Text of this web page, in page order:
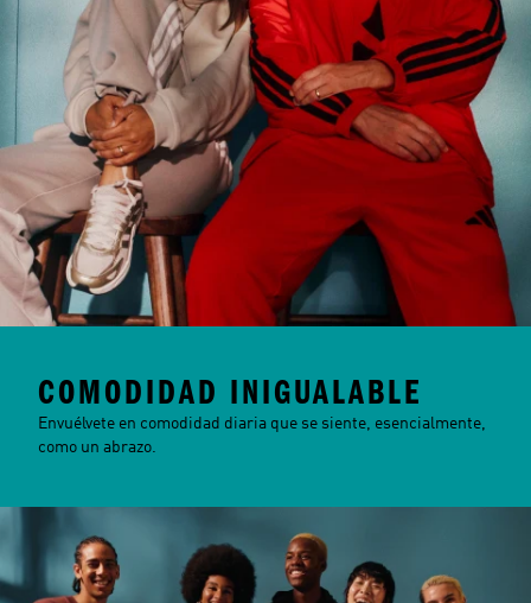
COMODIDAD INIGUALABLE
Envuélvete en comodidad diaria que se siente, esencialmente,
como un abrazo.